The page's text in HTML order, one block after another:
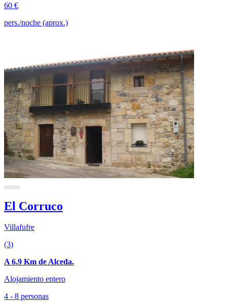
60 €
pers./noche (aprox.)
El Corruco
Villafufre
(3)
A 6.9 Km de Alceda.
Alojamiento entero
4 - 8 personas